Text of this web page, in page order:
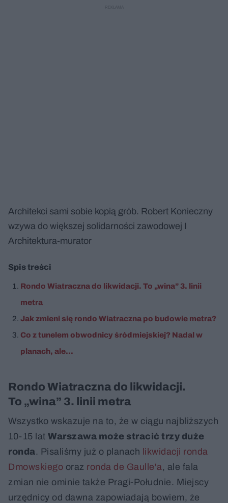
Architekci sami sobie kopią grób. Robert Konieczny
wzywa do większej solidarności zawodowej I
Architektura-murator
Spis treści
Rondo Wiatraczna do likwidacji. To „wina” 3. linii
metra
Jak zmieni się rondo Wiatraczna po budowie metra?
Co z tunelem obwodnicy śródmiejskiej? Nadal w
planach, ale...
Rondo Wiatraczna do likwidacji.
To „wina” 3. linii metra
Wszystko wskazuje na to, że w ciągu najbliższych
10-15 lat Warszawa może stracić trzy duże
ronda. Pisaliśmy już o planach likwidacji ronda
Dmowskiego oraz ronda de Gaulle'a , ale fala
zmian nie ominie także Pragi-Południe. Miejscy
urzędnicy od dawna zapowiadają bowiem, że